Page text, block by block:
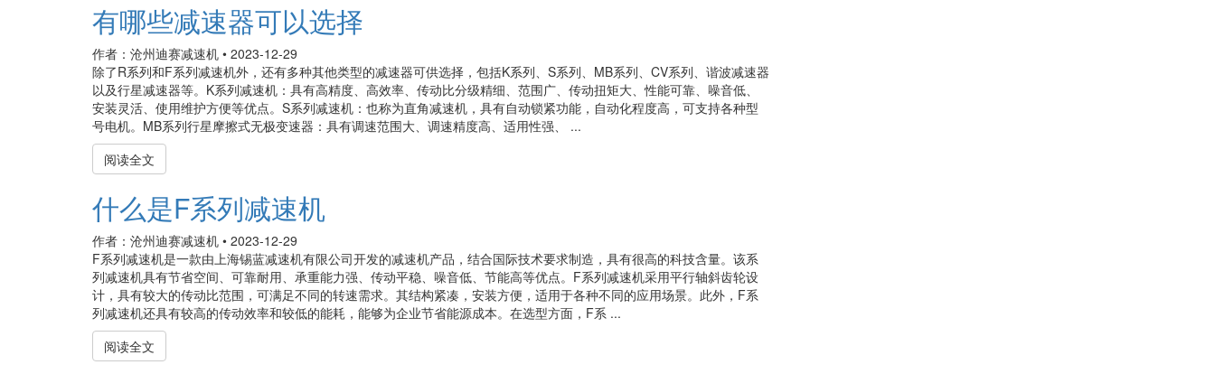
有哪些减速器可以选择
作者：沧州迪赛减速机 • 2023-12-29
除了R系列和F系列减速机外，还有多种其他类型的减速器可供选择，包括K系列、S系列、MB系列、CV系列、谐波减速器
以及行星减速器等。K系列减速机：具有高精度、高效率、传动比分级精细、范围广、传动扭矩大、性能可靠、噪音低、
安装灵活、使用维护方便等优点。S系列减速机：也称为直角减速机，具有自动锁紧功能，自动化程度高，可支持各种型
号电机。MB系列行星摩擦式无极变速器：具有调速范围大、调速精度高、适用性强、 ...
阅读全文
什么是F系列减速机
作者：沧州迪赛减速机 • 2023-12-29
F系列减速机是一款由上海锡蓝减速机有限公司开发的减速机产品，结合国际技术要求制造，具有很高的科技含量。该系
列减速机具有节省空间、可靠耐用、承重能力强、传动平稳、噪音低、节能高等优点。F系列减速机采用平行轴斜齿轮设
计，具有较大的传动比范围，可满足不同的转速需求。其结构紧凑，安装方便，适用于各种不同的应用场景。此外，F系
列减速机还具有较高的传动效率和较低的能耗，能够为企业节省能源成本。在选型方面，F系 ...
阅读全文